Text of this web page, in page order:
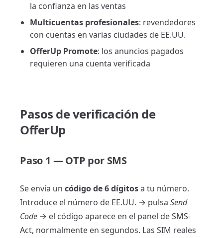
la confianza en las ventas
Multicuentas profesionales: revendedores
con cuentas en varias ciudades de EE.UU.
OfferUp Promote: los anuncios pagados
requieren una cuenta verificada
Pasos de verificación de
OfferUp
Paso 1 — OTP por SMS
Se envía un código de 6 dígitosa tu número.
Introduce el número de EE.UU. → pulsa Send
Code → el código aparece en el panel de SMS-
Act, normalmente en segundos. Las SIM reales